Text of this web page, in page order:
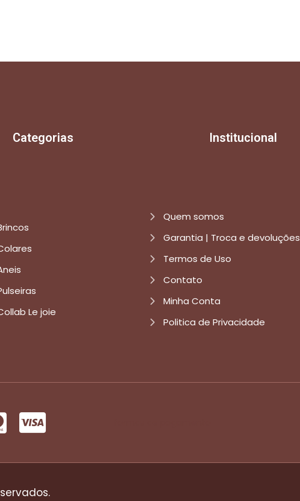
Categorias Institucional
Le joie
Quem somos
Garantia | Troca e devoluções
Termos de Uso
Contato
Minha Conta
Politica de Privacidade